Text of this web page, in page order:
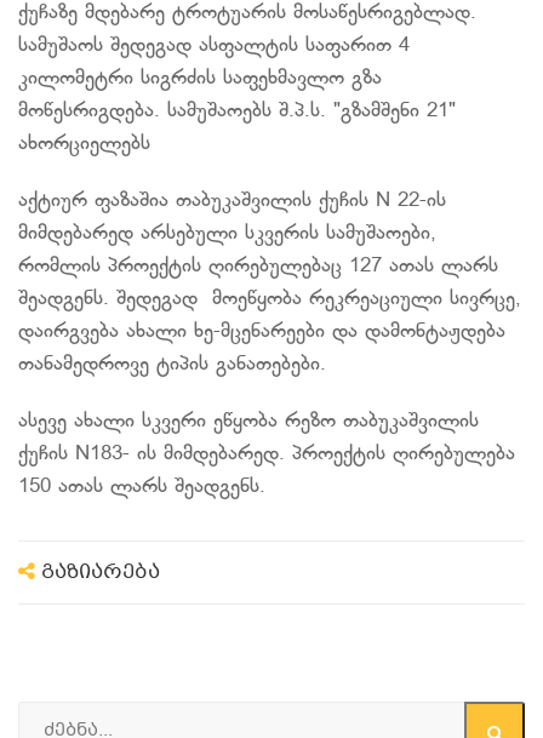
ქუჩაზე მდებარე ტროტუარის მოსაწესრიგებლად.
სამუშაოს შედეგად ასფალტის საფარით 4
კილომეტრი სიგრძის საფეხმავლო გზა
მოწესრიგდება. სამუშაოებს შ.პ.ს. "გზამშენი 21"
ახორციელებს
​აქტიურ ფაზაშია თაბუკაშვილის ქუჩის N 22-ის
მიმდებარედ არსებული სკვერის სამუშაოები,
რომლის პროექტის ღირებულებაც 127 ათას ლარს
შეადგენს. შედეგად მოეწყობა რეკრეაციული სივრცე,
დაირგვება ახალი ხე-მცენარეები და დამონტაჟდება
თანამედროვე ტიპის განათებები.
ასევე ახალი სკვერი ეწყობა რეზო თაბუკაშვილის
ქუჩის N183- ის მიმდებარედ. პროექტის ღირებულება
150 ათას ლარს შეადგენს.
გაზიარება